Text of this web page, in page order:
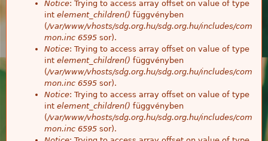
Notice: Trying to access array offset on value of type
int element_children() függvényben
(/var/www/vhosts/sdg.org.hu/sdg.org.hu/includes/com
mon.inc 6595 sor).
Notice: Trying to access array offset on value of type
int element_children() függvényben
(/var/www/vhosts/sdg.org.hu/sdg.org.hu/includes/com
mon.inc 6595 sor).
Notice: Trying to access array offset on value of type
int element_children() függvényben
(/var/www/vhosts/sdg.org.hu/sdg.org.hu/includes/com
mon.inc 6595 sor).